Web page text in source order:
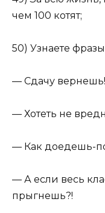
чем 100 котят;
50) Узнаете
— Сдачу вернешь!
— Хотеть не
— Как доедешь-
— А если весь
прыгнешь?!